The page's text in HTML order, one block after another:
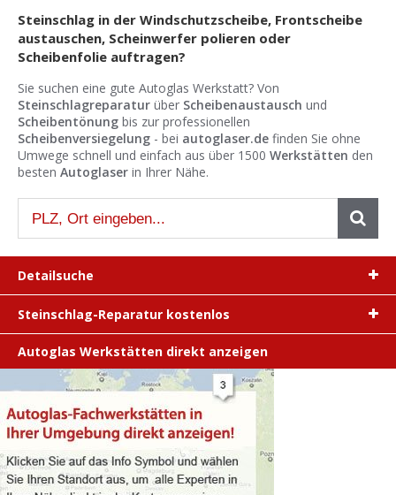
Kostenlos eintragen
Werkstatt Login
Steinschlag in der Windschutzscheibe, Frontscheibe
austauschen, Scheinwerfer polieren oder
Scheibenfolie auftragen?
Sie suchen eine gute Autoglas Werkstatt? Von
Steinschlagreparatur über Scheibenaustausch und
Scheibentönung bis zur professionellen
Scheibenversiegelung - bei autoglaser.de finden Sie ohne
Umwege schnell und einfach aus über 1500 Werkstätten den
besten Autoglaser in Ihrer Nähe.
Detailsuche
Steinschlag-Reparatur kostenlos
Autoglas Werkstätten direkt anzeigen